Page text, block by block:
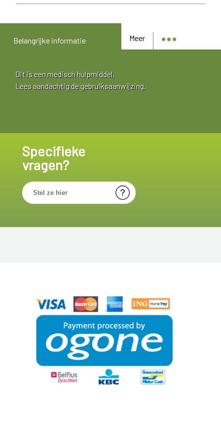
Meer
Belangrijke informatie
Dit is een medisch hulpmiddel.
Lees aandachtig de gebruiksaanwijzing.
Specifieke
vragen?